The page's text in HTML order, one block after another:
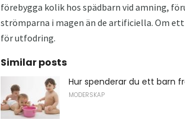
förebygga kolik hos spädbarn vid amning,
strömparna i magen än de artificiella. Om
för utfodring.
Similar posts
Hur spenderar du ett barn
MODERSKAP